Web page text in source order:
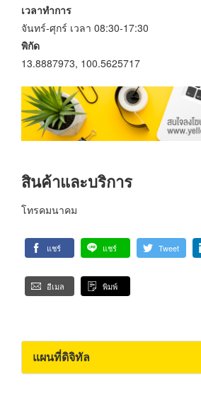
เวลาทำการ
จันทร์-ศุกร์ เวลา 08:30-17:30
พิกัด
13.8887973, 100.5625717
สินค้าและบริการ
โทรคมนาคม
แชร์ แชร์ Tweet
อีเมล พิมพ์
แผนที่ดิจิทัล